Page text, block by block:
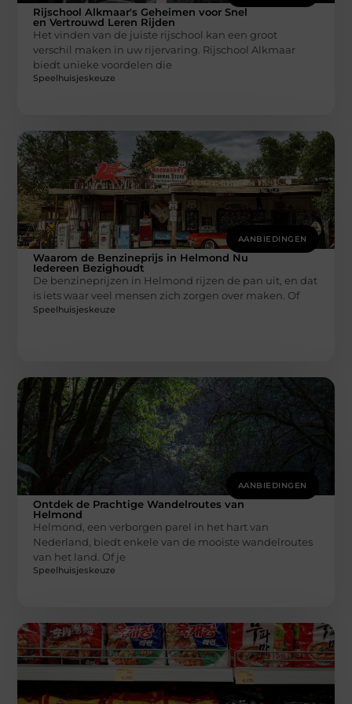
Rijschool Alkmaar's Geheimen voor Snel
en Vertrouwd Leren Rijden
Het vinden van de juiste rijschool kan een groot
verschil maken in uw rijervaring. Rijschool Alkmaar
biedt unieke voordelen die
Speelhuisjeskeuze
AANBIEDINGEN
Waarom de Benzineprijs in Helmond Nu
Iedereen Bezighoudt
De benzineprijzen in Helmond rijzen de pan uit, en dat
is iets waar veel mensen zich zorgen over maken. Of
Speelhuisjeskeuze
AANBIEDINGEN
Ontdek de Prachtige Wandelroutes van
Helmond
Helmond, een verborgen parel in het hart van
Nederland, biedt enkele van de mooiste wandelroutes
van het land. Of je
Speelhuisjeskeuze